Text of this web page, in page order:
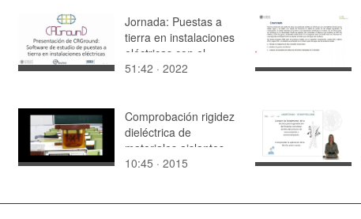
Jornada: Puestas a
tierra en instalaciones
eléctricas con el
software CRGround
51:42 · 2022
Comprobación rigidez
dieléctrica de
materiales aislantes
10:45 · 2015